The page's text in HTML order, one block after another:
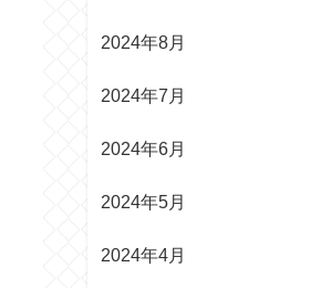
2024年8月
2024年7月
2024年6月
2024年5月
2024年4月